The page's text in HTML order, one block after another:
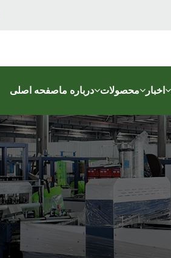
صفحه اصلیدرباره ما محصولات اخبار